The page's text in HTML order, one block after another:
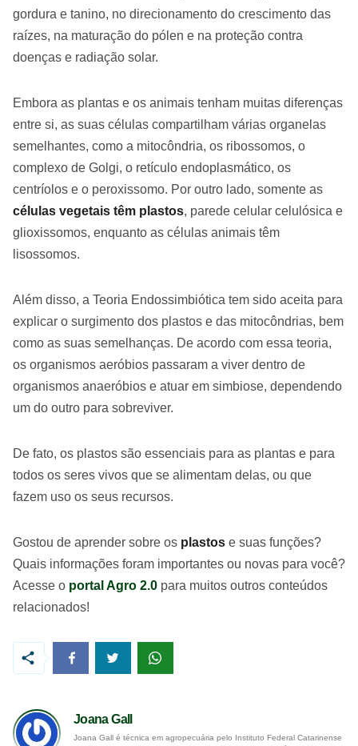
gordura e tanino, no direcionamento do crescimento das
raízes, na maturação do pólen e na proteção contra
doenças e radiação solar.
Embora as plantas e os animais tenham muitas diferenças
entre si, as suas células compartilham várias organelas
semelhantes, como a mitocôndria, os ribossomos, o
complexo de Golgi, o retículo endoplasmático, os
centríolos e o peroxissomo. Por outro lado, somente as
células vegetais têm plastos, parede celular celulósica e
glioxissomos, enquanto as células animais têm
lisossomos.
Além disso, a Teoria Endossimbiótica tem sido aceita para
explicar o surgimento dos plastos e das mitocôndrias, bem
como as suas semelhanças. De acordo com essa teoria,
os organismos aeróbios passaram a viver dentro de
organismos anaeróbios e atuar em simbiose, dependendo
um do outro para sobreviver.
De fato, os plastos são essenciais para as plantas e para
todos os seres vivos que se alimentam delas, ou que
fazem uso os seus recursos.
Gostou de aprender sobre os plastos e suas funções?
Quais informações foram importantes ou novas para você?
Acesse o portal Agro 2.0 para muitos outros conteúdos
relacionados!
Joana Gall
Joana Gall é técnica em agropecuária pelo Instituto Federal Catarinense